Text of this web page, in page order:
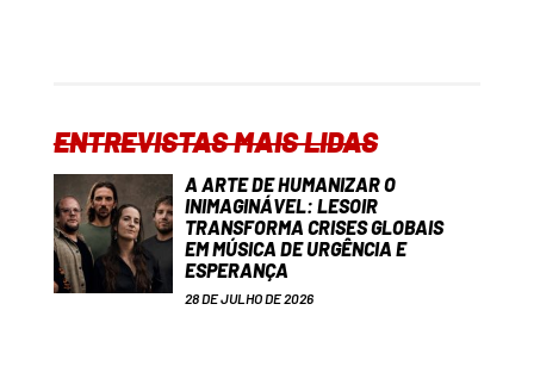
ENTREVISTAS MAIS LIDAS
A ARTE DE HUMANIZAR O
INIMAGINÁVEL: LESOIR
TRANSFORMA CRISES GLOBAIS
EM MÚSICA DE URGÊNCIA E
ESPERANÇA
28 DE JULHO DE 2026